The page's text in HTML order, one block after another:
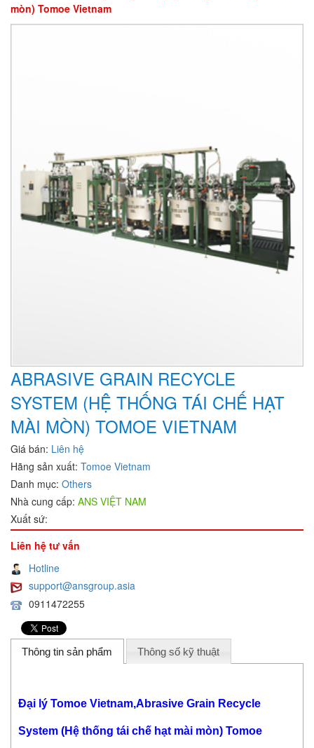
mòn) Tomoe Vietnam
ABRASIVE GRAIN RECYCLE
SYSTEM (HỆ THỐNG TÁI CHẾ HẠT
MÀI MÒN) TOMOE VIETNAM
Giá bán: Liên hệ
Hãng sản xuất: Tomoe Vietnam
Danh mục: Others
Nhà cung cấp: ANS VIỆT NAM
Xuất sứ:
Liên hệ tư vấn
Hotline
support@ansgroup.asia
0911472255
Thông tin sản phẩm Thông số kỹ thuật
Đại lý Tomoe Vietnam,Abrasive Grain Recycle
System (Hệ thống tái chế hạt mài mòn) Tomoe